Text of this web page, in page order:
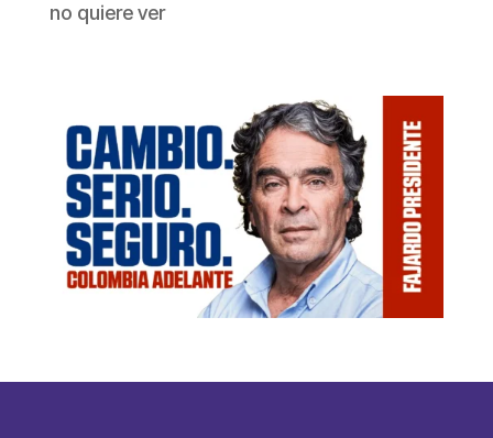
no quiere ver